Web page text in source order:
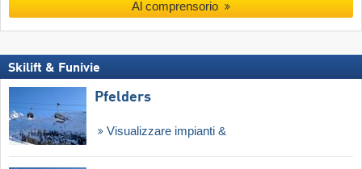
Al comprensorio
Skilift & Funivie
Pfelders
Visualizzare impianti &